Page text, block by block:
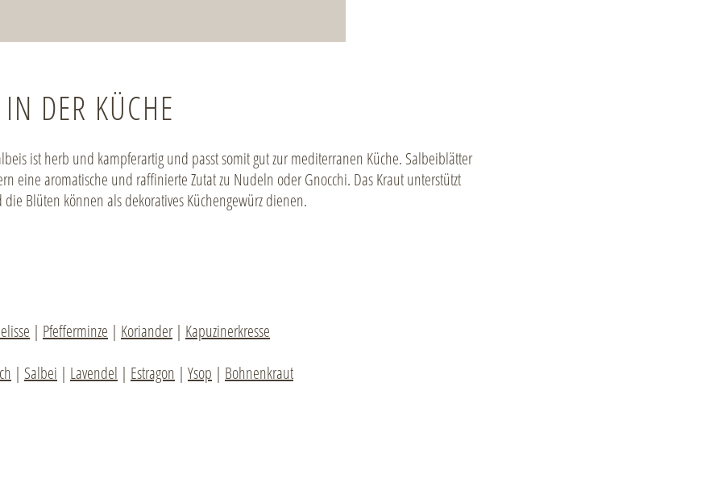
DER KÜCHE
ist herb und kampferartig und passt somit gut zur mediterranen Küche. Salbeiblätter
eine aromatische und raffinierte Zutat zu Nudeln oder Gnocchi. Das Kraut unterstützt
Blüten können als dekoratives Küchengewürz dienen.
| Pfefferminze | Koriander| Kapuzinerkresse
| Salbei | Lavendel | Estragon | Ysop | Bohnenkraut